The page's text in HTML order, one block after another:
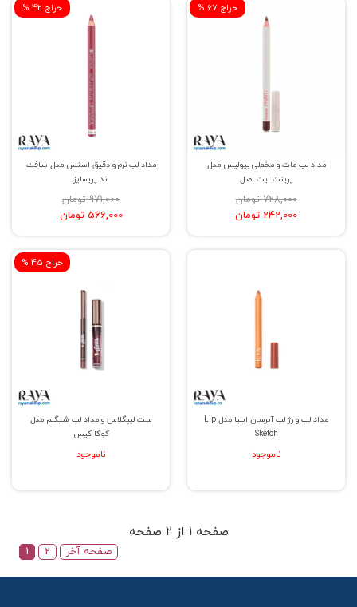
% حراج 67
مداد لب مات و مخملی بیولیس مدل
پرینت ایت اصل
728,000 تومان
242,000 تومان
% حراج 42
مداد لب نرم و دقیق اسنس مدل سافت
اند پریسایز
971,000 تومان
566,000 تومان
مداد لب و رژ لب آبرسان ایلیا مدل Lip
Sketch
ناموجود
% حراج 45
ست لیپگلاس و مداد لب شیگلم مدل
کوکا کیس
ناموجود
صفحه 1 از 2 صفحه
1 2 صفحه آخر